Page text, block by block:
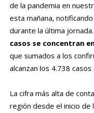
de la pandemia en
esta mañana,
durante la última
casos se concentran
que sumados a los
alcanzan los 4.738
La cifra más alta de
región desde el inicio de